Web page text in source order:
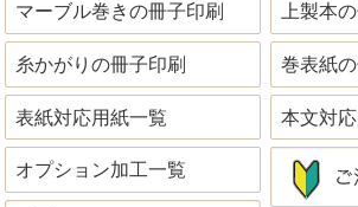
マーブル巻きの冊子印刷 上製本
糸かがりの冊子印刷 巻表紙
表紙対応用紙一覧 本文対
オプション加工一覧